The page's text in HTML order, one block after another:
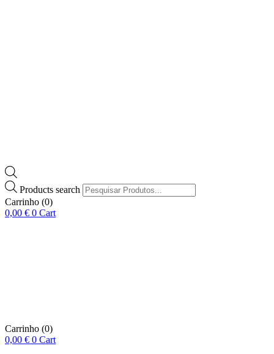
Products search
Carrinho (0)
0,00 € 0 Cart
Carrinho (0)
0,00 € 0 Cart